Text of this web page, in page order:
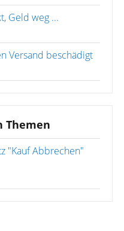
Geld weg ...
Versand beschädigt
Themen
"Kauf Abbrechen"